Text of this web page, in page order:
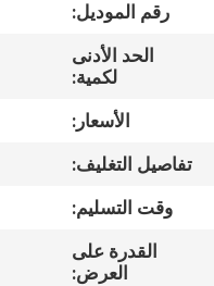
جولة
المصنع
مراقبة
الجودة
رقم الموديل:
الحد الأدنى
لكمية:
الأسعار:
تفاصيل التغليف:
وقت التسليم:
القدرة على
العرض: